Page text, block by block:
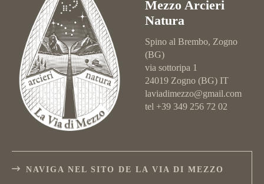
Mezzo Arcieri
Natura
Spino al Brembo, Zogno
(BG)
via sottoripa 1
24019 Zogno (BG) IT
laviadimezzo@gmail.com
tel +39 349 256 72 02
NAVIGA NEL SITO DE LA VIA DI MEZZO